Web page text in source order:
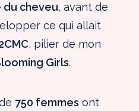
du cheveu, avant de
ce qui allait
, pilier de mon
Girls.
750 femmes ont